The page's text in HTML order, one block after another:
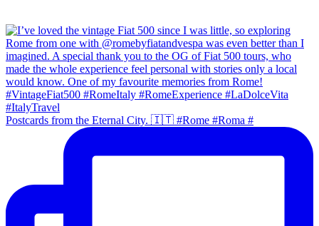
Postcards from the Eternal City. 🇮🇹 #Rome #Roma #